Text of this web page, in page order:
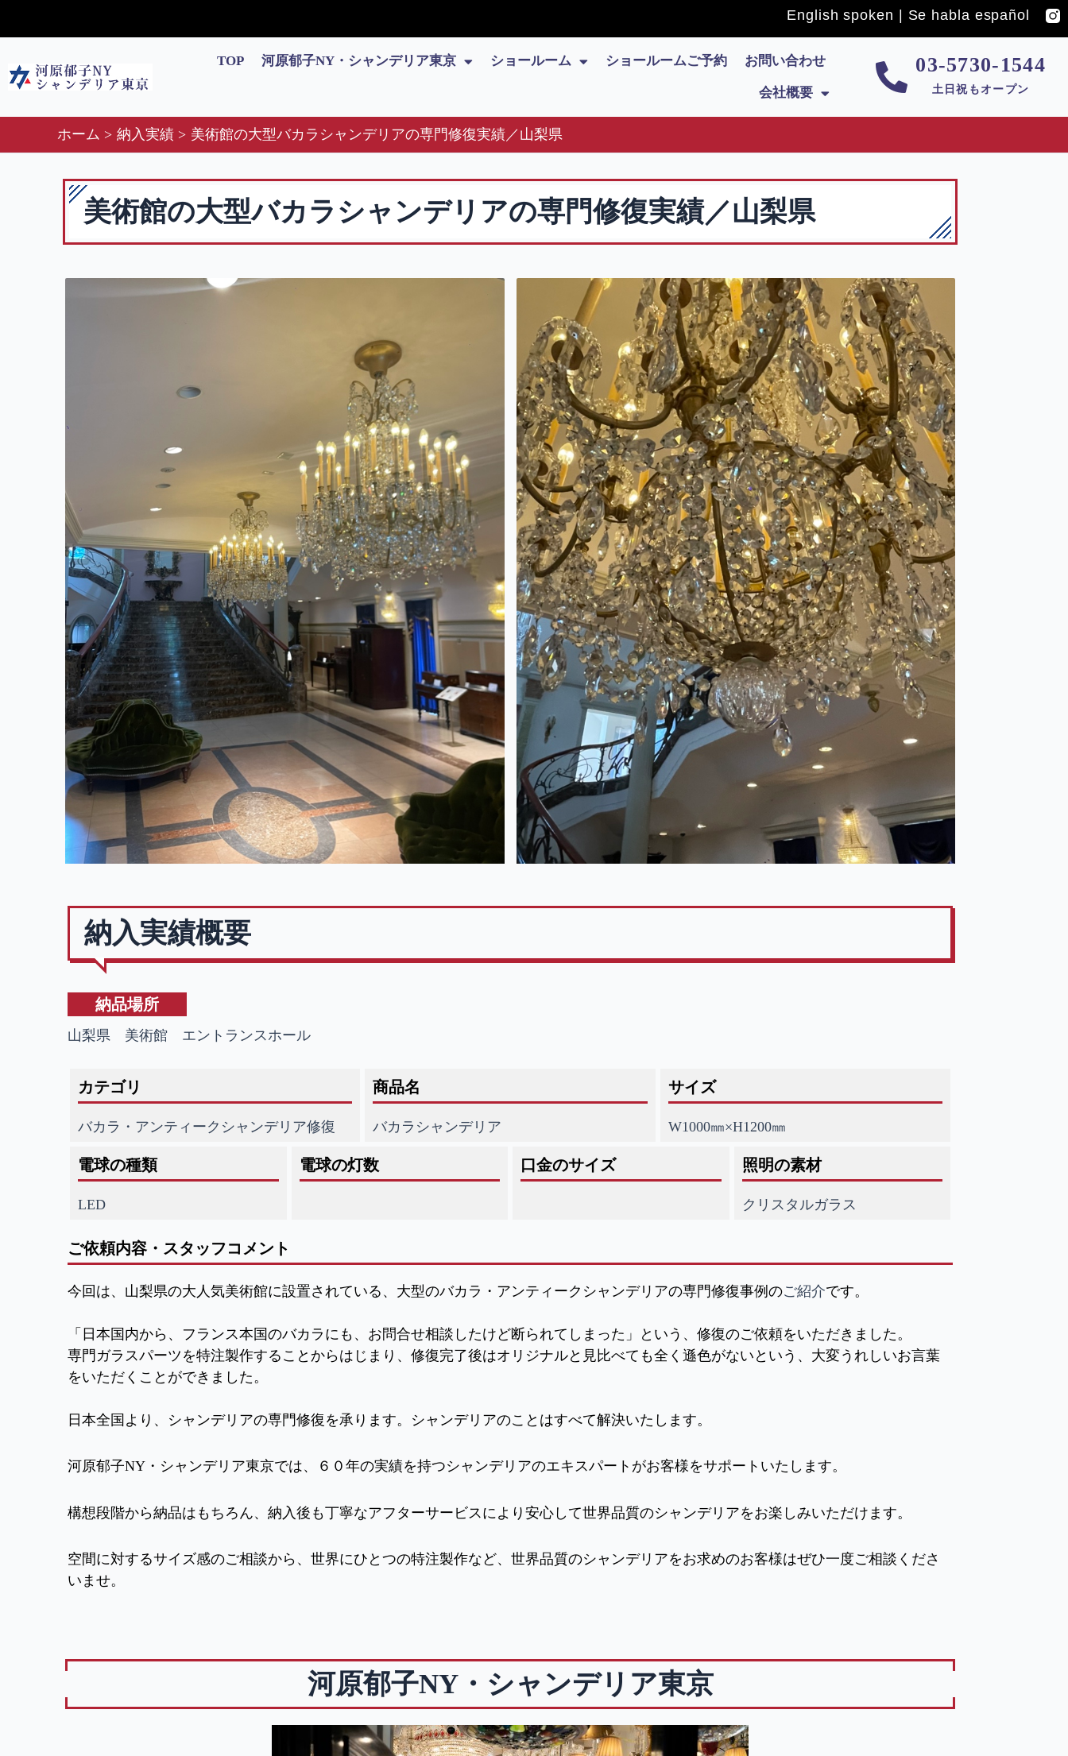
ス
ッ
English spoken | Se habla español
TOP 河原郁子NY・シャンデリア東京 ショールーム ショールームご予約 お問い合わせ
会社概要
03-5730-1544
土日祝もオープン
ホーム 納入実績 美術館の大型バカラシャンデリアの専門修復実績／山梨県
美術館の大型バカラシャンデリアの専門修復実績／山梨県
納入実績概要
納品場所
山梨県 美術館 エントランスホール
カテゴリ
バカラ・アンティークシャンデリア修復
商品名
バカラシャンデリア
サイズ
W1000㎜×H1200㎜
電球の種類
LED
電球の灯数 口金のサイズ 照明の素材
クリスタルガラス
ご依頼内容・スタッフコメント
今回は、山梨県の大人気美術館に設置されている、大型のバカラ・アンティークシャンデリアの専門修復事例のご紹介です。
「日本国内から、フランス本国のバカラにも、お問合せ相談したけど断られてしまった」
という、修復のご依頼をいただきました。
専門ガラスパーツを特注製作することからはじまり、修復完了後はオリジナルと見比べても全く遜色がないという、大変うれしいお言葉
をいただくことができました。
日本全国より、シャンデリアの専門修復を承ります。シャンデリアのことはすべて解決いたします。
河原郁子NY・シャンデリア東京では、６０年の実績を持つシャンデリアのエキスパートがお客様をサポートいたします。
構想段階から納品はもちろん、納入後も丁寧なアフターサービスにより安心して世界品質のシャンデリアをお楽しみいただけます。
空間に対するサイズ感のご相談から、世界にひとつの特注製作など、世界品質のシャンデリアをお求めのお客様はぜひ一度ご相談くださ
いませ。
河原郁子NY・シャンデリア東京